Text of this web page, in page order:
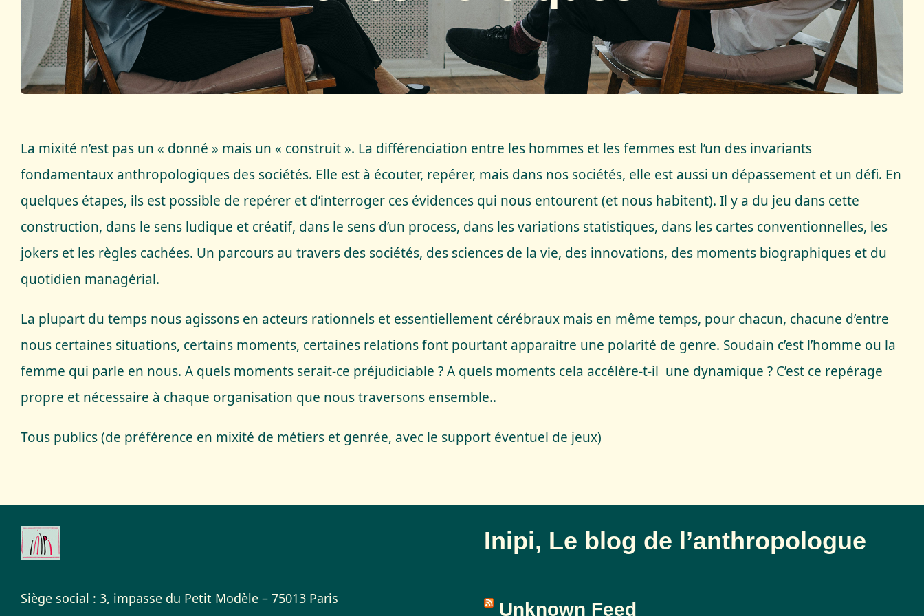
La mixité n’est pas un « donné » mais un « construit ». La différenciation entre les hommes et les femmes est l’un des invariants
fondamentaux anthropologiques des sociétés. Elle est à écouter, repérer, mais dans nos sociétés, elle est aussi un dépassement et un défi. En
quelques étapes, ils est possible de repérer et d’interroger ces évidences qui nous entourent (et nous habitent). Il y a du jeu dans cette
construction, dans le sens ludique et créatif, dans le sens d’un process, dans les variations statistiques, dans les cartes conventionnelles, les
jokers et les règles cachées. Un parcours au travers des sociétés, des sciences de la vie, des innovations, des moments biographiques et du
quotidien managérial.
La plupart du temps nous agissons en acteurs rationnels et essentiellement cérébraux mais en même temps, pour chacun, chacune d’entre
nous certaines situations, certains moments, certaines relations font pourtant apparaitre une polarité de genre. Soudain c’est l’homme ou la
femme qui parle en nous. A quels moments serait-ce préjudiciable ? A quels moments cela accélère-t-il une dynamique ? C’est ce repérage
propre et nécessaire à chaque organisation que nous traversons ensemble..
Tous publics (de préférence en mixité de métiers et genrée, avec le support éventuel de jeux)
Siège social : 3, impasse du Petit Modèle – 75013 Paris
Inipi, Le blog de l’anthropologue
Unknown Feed